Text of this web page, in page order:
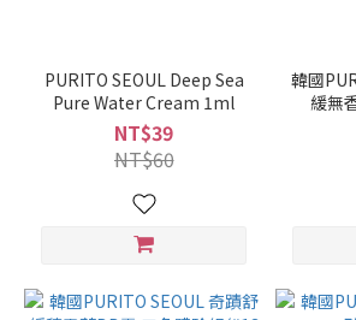
PURITO SEOUL Deep Sea
Pure Water Cream 1ml
NT$39
NT$60
韓國
緩無